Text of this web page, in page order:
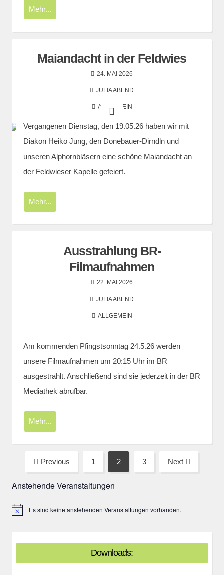
Mehr...
Maiandacht in der Feldwies
24. MAI 2026
JULIA ABEND
ALLGEMEIN
Vergangenen Dienstag, den 19.05.26 haben wir mit
Diakon Heiko Jung, den Donebauer-Dirndln und
unseren Alphornbläsern eine schöne Maiandacht an
der Feldwieser Kapelle gefeiert.
Mehr...
Ausstrahlung BR-
Filmaufnahmen
22. MAI 2026
JULIA ABEND
ALLGEMEIN
Am kommenden Pfingstsonntag 24.5.26 werden
unsere Filmaufnahmen um 20:15 Uhr im BR
ausgestrahlt. Anschließend sind sie jederzeit in der BR
Mediathek abrufbar.
Mehr...
Seitennummerierung
der
Beiträge
Previous Page
1 Page
2 Page
3 Next
Anstehende Veranstaltungen
HinweisEs sind keine anstehenden Veranstaltungen vorhanden.
Downloads: